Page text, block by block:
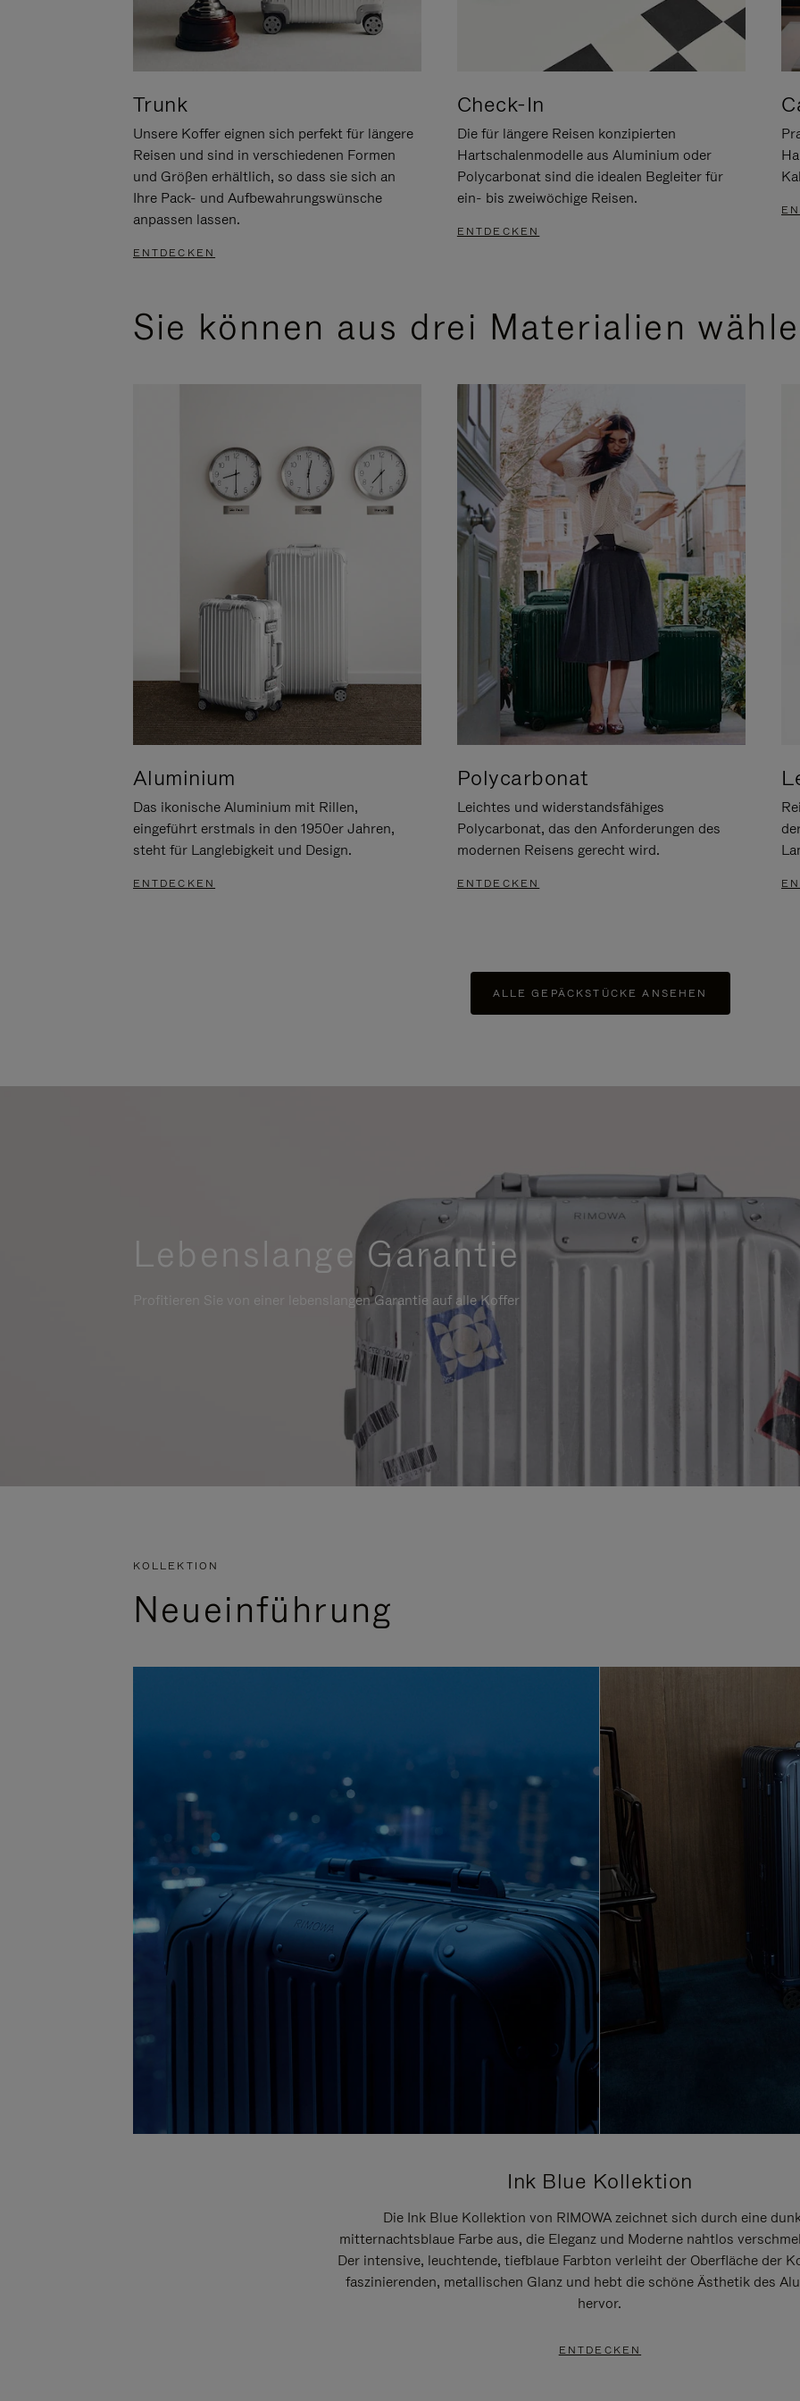
Trunk
Unsere Koffer eignen sich perfekt für längere
Reisen und sind in verschiedenen Formen
und Größen erhältlich, so dass sie sich an
Ihre Pack- und Aufbewahrungswünsche
anpassen lassen.
ENTDECKEN
Check-In
Die für längere Reisen konzipierten
Hartschalenmodelle aus Aluminium oder
Polycarbonat sind die idealen Begleiter für
ein- bis zweiwöchige Reisen.
ENTDECKEN
Sie können aus drei Materialien
Aluminium
Das ikonische Aluminium mit Rillen,
eingeführt erstmals in den 1950er Jahren,
steht für Langlebigkeit und Design.
ENTDECKEN
Polycarbonat
Leichtes und widerstandsfähiges
Polycarbonat, das den Anforderungen des
modernen Reisens gerecht wird.
ENTDECKEN
ALLE GEPÄCKSTÜCKE ANSEHEN
Lebenslange Garantie
Profitieren Sie von einer lebenslangen Garantie auf alle Koffer
KOLLEKTION
Neueinführung
Ink Blue Kollektion
Die Ink Blue Kollektion von RIMOWA zeichnet sich durch eine
mitternachtsblaue Farbe aus, die Eleganz und Moderne nahtlos
Der intensive, leuchtende, tiefblaue Farbton verleiht der Oberfläche der
faszinierenden, metallischen Glanz und hebt die schöne Ästhetik des
hervor.
ENTDECKEN